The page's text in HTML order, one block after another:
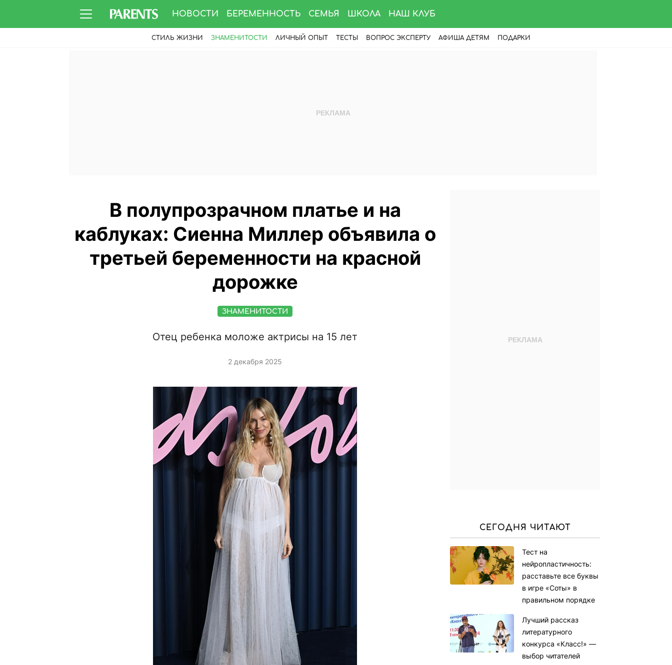
НОВОСТИ БЕРЕМЕННОСТЬ СЕМЬЯ ШКОЛА НАШ КЛУБ
СТИЛЬ ЖИЗНИ ЗНАМЕНИТОСТИ ЛИЧНЫЙ ОПЫТ ТЕСТЫ ВОПРОС ЭКСПЕРТУ АФИША ДЕТЯМ ПОДАРКИ
В полупрозрачном платье и на
каблуках: Сиенна Миллер объявила о
третьей беременности на красной
дорожке
ЗНАМЕНИТОСТИ
Отец ребенка моложе актрисы на 15 лет
2 декабря 2025
СЕГОДНЯ ЧИТАЮТ
Тест на
нейропластичность:
расставьте все буквы
в игре «Соты» в
правильном порядке
Лучший рассказ
литературного
конкурса «Класс!» —
выбор читателей